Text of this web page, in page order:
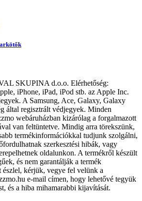
SKUPINA d.o.o. Elérhetőség:
iPhone, iPad, iPod stb. az Apple Inc.
A Samsung, Ace, Galaxy, Galaxy
által regisztrált védjegyek. Minden
webáruházban kizárólag a forgalmazott
van feltüntetve. Mindig arra törekszünk,
termékinformációkkal tudjunk szolgálni,
szerkesztési hibák, vagy
oldalunkon. A termékről készült
és nem garantálják a termék
észlel, kérjük, vegye fel velünk a
e-mail címen, hogy lehetővé tegyük
és a hiba mihamarabbi kijavítását.